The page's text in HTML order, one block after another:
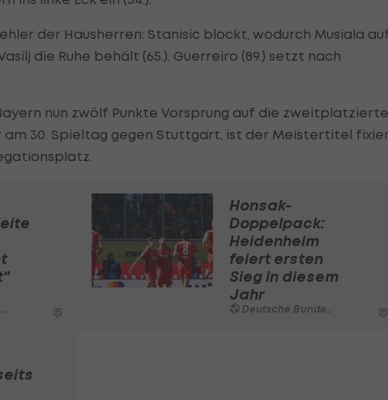
der Hausherren: Stanisic blockt, wodurch Musiala
die Ruhe behält (65.). Guerreiro (89.) setzt nach
nun zwölf Punkte Vorsprung auf die
am 30. Spieltag gegen Stuttgart, ist der Meistertitel
Honsak-
Doppelpack:
Heidenheim
feiert ersten
Sieg in diesem
Jahr
Deutsche Bundesliga